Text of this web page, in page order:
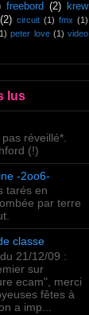
freebord (2)
krew
(2) circuit (1) fmx (1)
peter love (1) video
lus
réveillé*.
(!)
-2oo6-
tarés en
par terre
classe
21/12/09 :
sur
ecam", merci
fêtes à
a imp...